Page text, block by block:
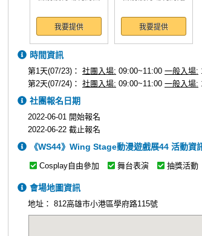
我要提供 我要提供
時間資訊
第1天(07/23)： 社團入場: 09:00~11:00 一般入場:
第2天(07/24)： 社團入場: 09:00~11:00 一般入場:
社團報名日期
2022-06-01 開始報名
2022-06-22 截止報名
《WS44》Wing Stage動漫遊戲展44 活動資
Cosplay自由參加 舞台表演 抽獎活動
會場地圖資訊
地址： 812高雄市小港區學府路115號